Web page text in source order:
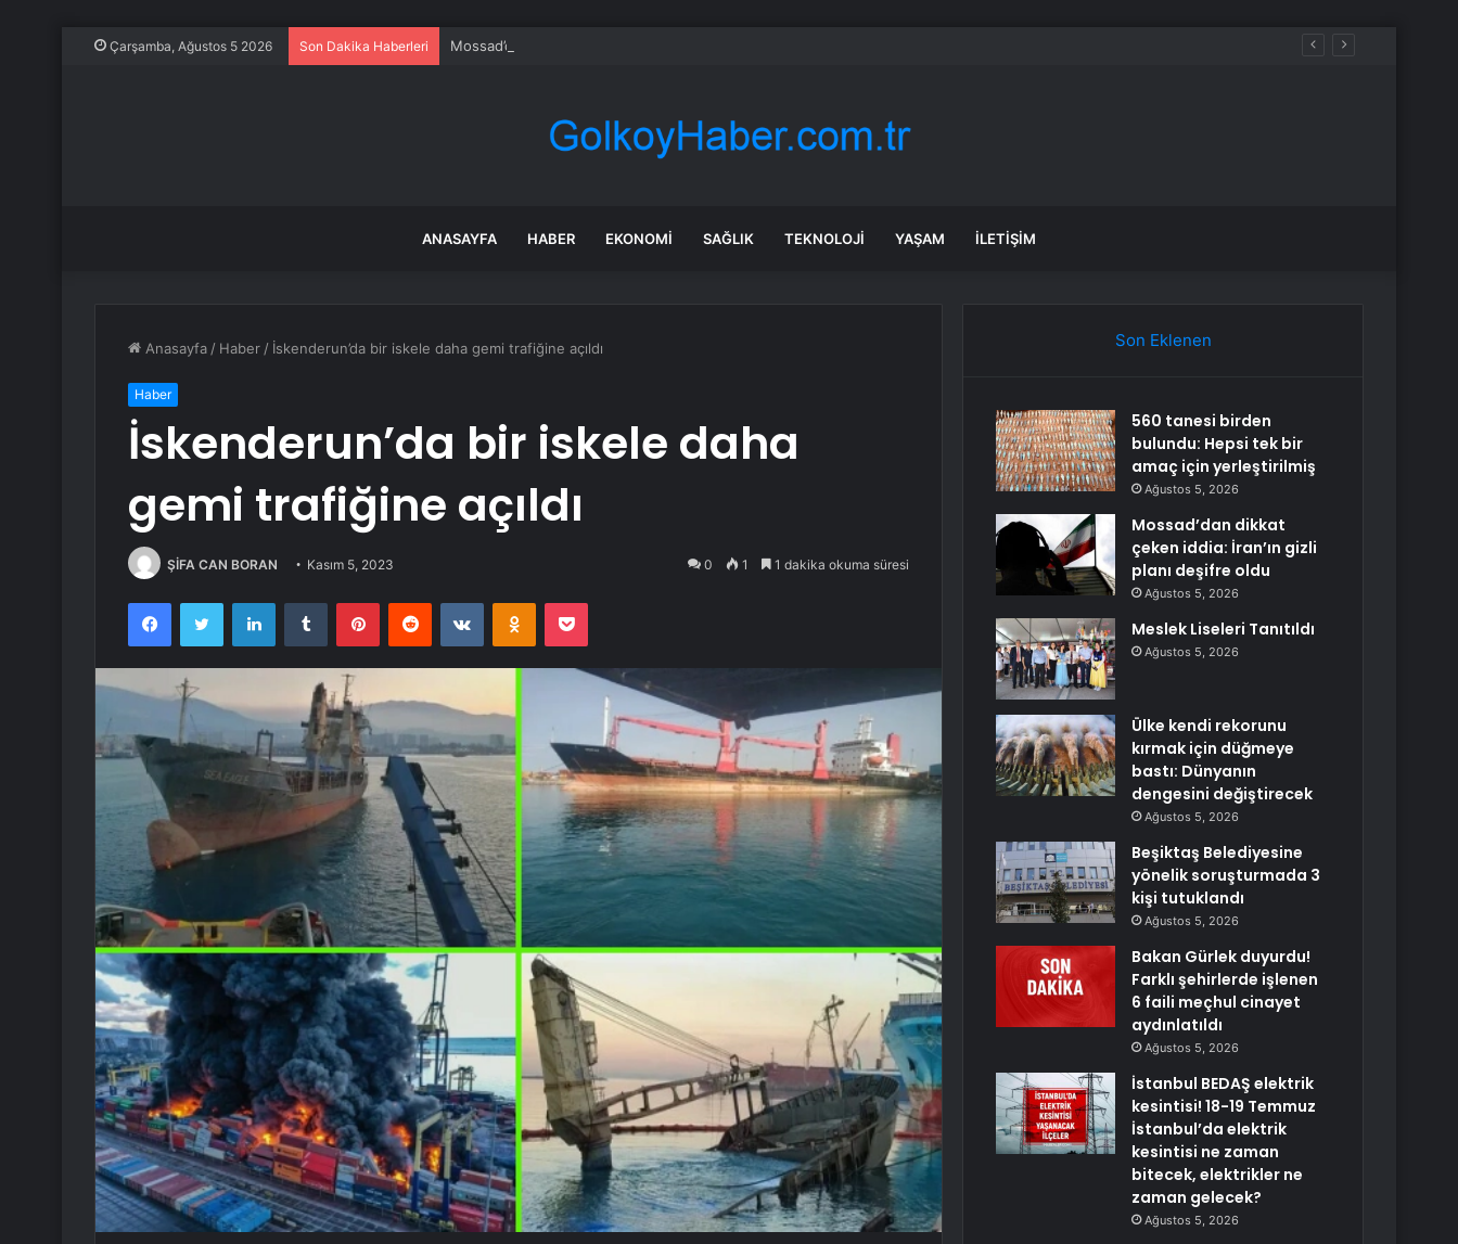
Çarşamba, Ağustos 5 2026 Son Dakika Haberleri Mossad’dan dikkat çeken iddia: İran’ın gizli planı deşifre oldu
ANASAYFA HABER EKONOMI SAĞLIK TEKNOLOJI YAŞAM İLETIŞIM
Anasayfa / Haber / İskenderun’da bir iskele daha gemi trafiğine açıldı
Haber
İskenderun’da bir iskele daha
gemi trafiğine açıldı
ŞİFA CAN BORAN Kasım 5, 2023 0 1 1 dakika okuma süresi
FacebookTwitter LinkedInTumblr PinterestReddit VKontakteOdnoklassniki
Pocket
Son Eklenen
560 tanesi birden
bulundu: Hepsi tek bir
amaç için yerleştirilmiş
Ağustos 5, 2026
Mossad’dan dikkat
çeken iddia: İran’ın gizli
planı deşifre oldu
Ağustos 5, 2026
Meslek Liseleri Tanıtıldı
Ağustos 5, 2026
Ülke kendi rekorunu
kırmak için düğmeye
bastı: Dünyanın
dengesini değiştirecek
Ağustos 5, 2026
Beşiktaş Belediyesine
yönelik soruşturmada 3
kişi tutuklandı
Ağustos 5, 2026
Bakan Gürlek duyurdu!
Farklı şehirlerde işlenen
6 faili meçhul cinayet
aydınlatıldı
Ağustos 5, 2026
İstanbul BEDAŞ elektrik
kesintisi! 18-19 Temmuz
İstanbul’da elektrik
kesintisi ne zaman
bitecek, elektrikler ne
zaman gelecek?
Ağustos 5, 2026